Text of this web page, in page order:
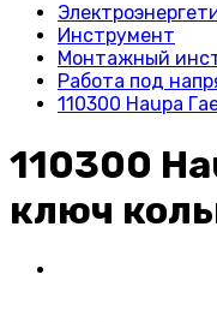
Инструмент
Монтажный
Работа под
110300 Haupa
110300
ключ